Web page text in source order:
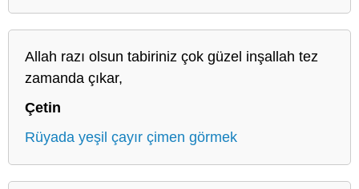
Allah razı olsun tabiriniz çok güzel inşallah tez
zamanda çıkar,
Çetin
Rüyada yeşil çayır çimen görmek